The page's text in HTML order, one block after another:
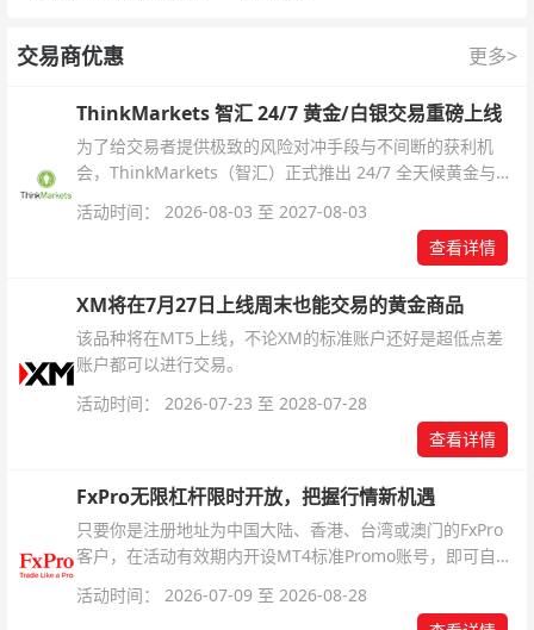
交易商优惠 更多>
ThinkMarkets 智汇 24/7 黄金/白银交易重磅上线
为了给交易者提供极致的风险对冲手段与不间断的获利机
会，ThinkMarkets（智汇）正式推出 24/7 全天候黄金与白
杆配置、支持软件及交易细则。
活动时间： 2026-08-03 至 2027-08-03
查看详情
XM将在7月27日上线周末也能交易的黄金商品
该品种将在MT5上线，不论XM的标准账户还好是超低点差
账户都可以进行交易。
活动时间： 2026-07-23 至 2028-07-28
查看详情
FxPro无限杠杆限时开放，把握行情新机遇
只要你是注册地址为中国大陆、香港、台湾或澳门的FxPro
客户，在活动有效期内开设MT4标准Promo账号，即可自动
活动时间： 2026-07-09 至 2026-08-28